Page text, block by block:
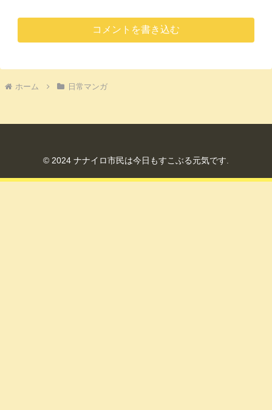
コメントを書き込む
ホーム 日常マンガ
© 2024 ナナイロ市民は今日もすこぶる元気です.